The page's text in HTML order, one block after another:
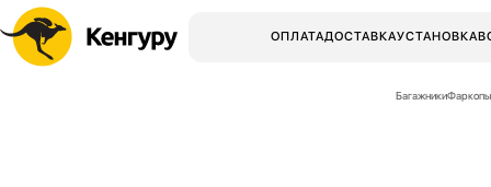
ОПЛАТАДОСТАВКАУСТАНОВКА
БагажникиФаркопы